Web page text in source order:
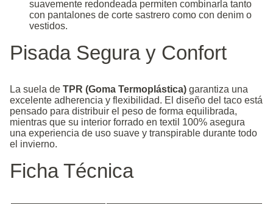
suavemente redondeada permiten combinarla tanto
con pantalones de corte sastrero como con denim o
vestidos.
Pisada Segura y Confort
La suela de TPR (Goma Termoplástica) garantiza una
excelente adherencia y flexibilidad. El diseño del taco está
pensado para distribuir el peso de forma equilibrada,
mientras que su interior forrado en textil 100% asegura
una experiencia de uso suave y transpirable durante todo
el invierno.
Ficha Técnica